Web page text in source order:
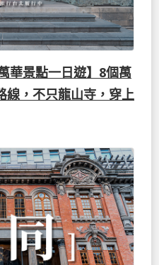
華景點一日遊】8個萬
線，不只龍山寺，穿上